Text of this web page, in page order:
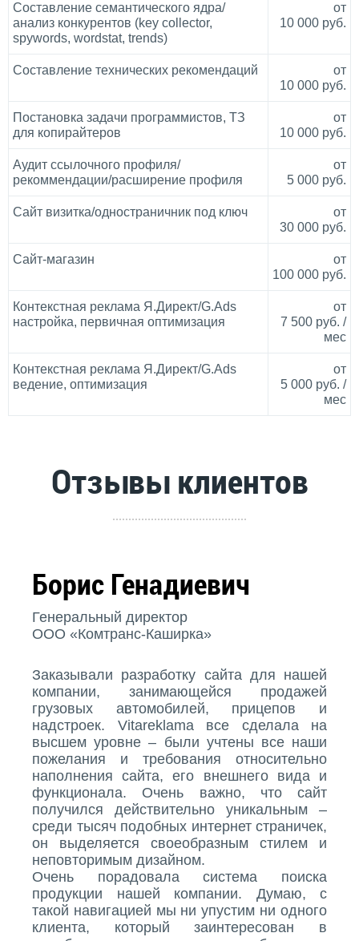
Составление семантического ядра/
анализ конкурентов (key collector,
spywords, wordstat, trends)
от
10 000 руб.
Составление технических рекомендаций
от
10 000 руб.
Постановка задачи программистов, ТЗ
для копирайтеров
от
10 000 руб.
Аудит ссылочного профиля/
рекоммендации/расширение профиля
от
5 000 руб.
Сайт визитка/одностраничник под ключ
от
30 000 руб.
Сайт-магазин
от
100 000 руб.
Контекстная реклама Я.Директ/G.Ads
настройка, первичная оптимизация
от
7 500 руб. /
мес
Контекстная реклама Я.Директ/G.Ads
ведение, оптимизация
от
5 000 руб. /
мес
Отзывы клиентов
Борис Генадиевич
Генеральный директор
ООО «Комтранс-Каширка»
Заказывали разработку сайта для нашей
компании, занимающейся продажей
грузовых автомобилей, прицепов и
надстроек. Vitareklama все сделала на
высшем уровне – были учтены все наши
пожелания и требования относительно
наполнения сайта, его внешнего вида и
функционала. Очень важно, что сайт
получился действительно уникальным –
среди тысяч подобных интернет страничек,
он выделяется своеобразным стилем и
неповторимым дизайном.
Очень порадовала система поиска
продукции нашей компании. Думаю, с
такой навигацией мы ни упустим ни одного
клиента, который заинтересован в